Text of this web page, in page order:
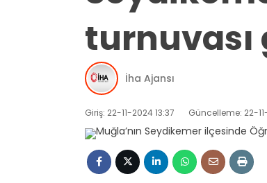
İha Ajansı
Giriş: 22-11-2024 13:37 Güncelleme: 22-